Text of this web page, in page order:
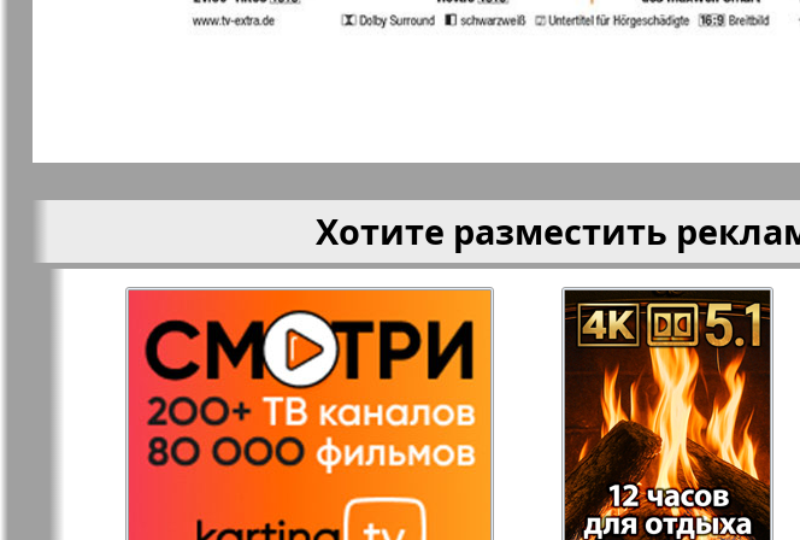
Le Voyageur Life in Франкфурт М-City
здоровья
МК Испания Мост-
Наш Иерусалим Наш мир
Наша
Италия
Наше Турбюро Нескучная газета Новая
Хотите разместить